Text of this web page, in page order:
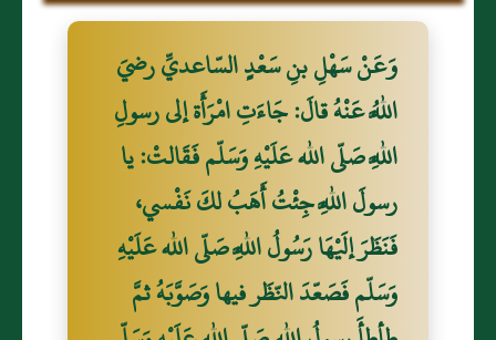
وَعَنْ سَهْلِ بنِ سَعْدٍ السّاعديِّ رضيَ
اللَّهُ عَنْهُ قالَ: جَاءَتِ امْرَأَة إلى رسولِ
اللَّهِ صَلّى الله عَلَيْهِ وَسَلّم فَقَالتْ: يا
رسولَ اللَّهِ جِئْتُ أَهَبُ لكَ نَفْسي،
فَنَظَرَ إلَيْهَا رَسُولُ اللَّهِ صَلّى الله عَلَيْهِ
وَسَلّم فَصَعّدَ النّظَر فيها وَصَوَّبَهُ ثمَّ